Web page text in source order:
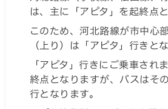
は、主に「アピタ」を起終点と
このため、河北路線が市中心
（上り）は「アピタ」行きと
「アピタ」行きにご乗車され
終点となりますが、バスはそ
行となります。